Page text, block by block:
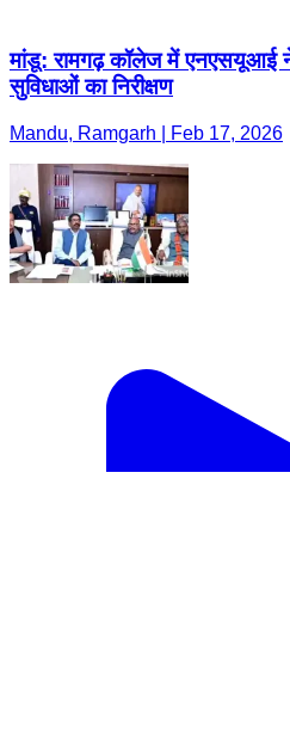
मांडू: रामगढ़ कॉलेज में एनएसयूआई ने
सुविधाओं का निरीक्षण
Mandu, Ramgarh | Feb 17, 2026